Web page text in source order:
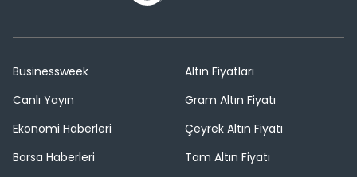
Businessweek
Canlı Yayın
Ekonomi Haberleri
Borsa Haberleri
Altın Fiyatları
Gram Altın Fiyatı
Çeyrek Altın Fiyatı
Tam Altın Fiyatı